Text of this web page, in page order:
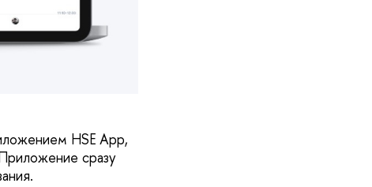
HSE App,
сразу